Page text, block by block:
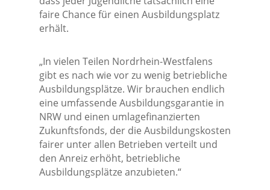
faire Chance für einen Ausbildungsplatz
erhält.
„In vielen Teilen Nordrhein-Westfalens
gibt es nach wie vor zu wenig betriebliche
Ausbildungsplätze. Wir brauchen endlich
eine umfassende Ausbildungsgarantie in
NRW und einen umlagefinanzierten
Zukunftsfonds, der die Ausbildungskosten
fairer unter allen Betrieben verteilt und
den Anreiz erhöht, betriebliche
Ausbildungsplätze anzubieten.“